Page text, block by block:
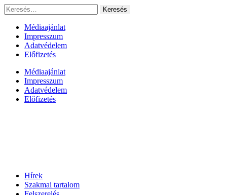
Ugrás
a
tartalomhoz
Keresés:
Médiaajánlat
Impresszum
Adatvédelem
Előfizetés
Médiaajánlat
Impresszum
Adatvédelem
Előfizetés
Hírek
Szakmai tartalom